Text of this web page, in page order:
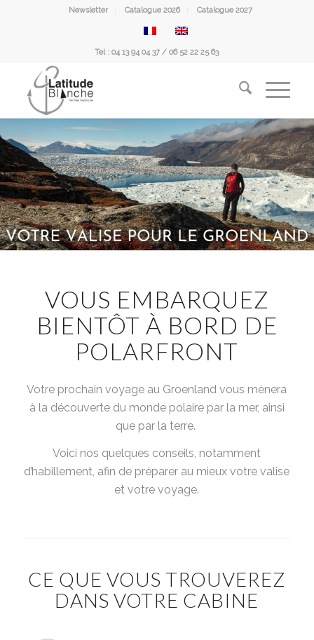
Newsletter Catalogue 2026 Catalogue 2027
Tel : 04 13 94 04 37 / 06 52 22 25 63
VOUS EMBARQUEZ
BIENTÔT À BORD DE
POLARFRONT
Votre prochain voyage au Groenland vous mènera
à la découverte du monde polaire par la mer, ainsi
que par la terre.
Voici nos quelques conseils, notamment
d’habillement, afin de préparer au mieux votre valise
et votre voyage.
CE QUE VOUS TROUVEREZ
DANS VOTRE CABINE